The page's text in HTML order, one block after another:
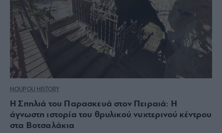
NOUPOU HISTORY
Η Σπηλιά του Παρασκευά στον Πειραιά: Η
άγνωστη ιστορία του θρυλικού νυχτερινού κέντρου
στα Βοτσαλάκια